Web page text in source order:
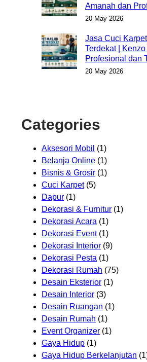
Amanah dan
20 May 2026
Jasa Cuci
Terdekat |
Profesional dan
20 May 2026
Categories
Aksesori Mobil (1)
Belanja Online (1)
Bisnis & Grosir (1)
Cuci Karpet(5)
Dapur (1)
Dekorasi & Furnitur (1)
Dekorasi Acara (1)
Dekorasi Event(1)
Dekorasi Interior (9)
Dekorasi Pesta (1)
Dekorasi Rumah (75)
Desain Eksterior (1)
Desain Interior (3)
Desain Ruangan (1)
Desain Rumah (1)
Event Organizer (1)
Gaya Hidup (1)
Gaya Hidup Berkelanjutan